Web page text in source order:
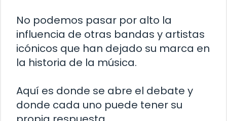
No podemos pasar por alto la
influencia de otras bandas y artistas
icónicos que han dejado su marca en
la historia de la música.
Aquí es donde se abre el debate y
donde cada uno puede tener su